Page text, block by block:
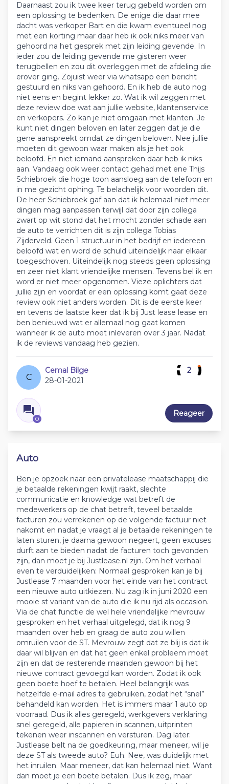
Daarnaast zou ik twee keer terug gebeld worden om
een oplossing te bedenken. De enige die daar mee
dacht was verkoper Bart en die kwam eventueel nog
met een korting maar daar heb ik ook niks meer van
gehoord na het gesprek met zijn leiding gevende. In
ieder zou de leiding gevende me gisteren weer
terugbellen en zou dit overleggen met de afdeling die
erover ging. Zojuist weer via whatsapp een bericht
gestuurd en niks van gehoord. En ik heb de auto nog
niet eens en begint lekker zo. Wat ik wil zeggen met
deze review doe wat aan jullie website, klantenservice
en verkopers. Zo kan je niet omgaan met klanten. Je
kunt niet dingen beloven en later zeggen dat je die
gene aanspreekt omdat ze dingen beloven. Nee jullie
moeten dit gewoon waar maken als je het ook
beloofd. En niet iemand aanspreken daar heb ik niks
aan. Vandaag ook weer contact gehad met ene Thijs
Schiebroek die hoge toon aansloeg aan de telefoon en
in me gezicht ophing. Te belachelijk voor woorden dit.
De heer Schiebroek gaf aan dat ik helemaal niet meer
dingen mag aanpassen terwijl dat door zijn collega
zwart op wit stond dat het mocht zonder schade aan
de auto te verrichten dit is zijn collega Tobias
Zijderveld. Geen 1 structuur in het bedrijf en iedereen
beloofd wat en word de schuld uiteindelijk naar elkaar
toegeschoven. Uiteindelijk nog steeds geen oplossing
en zeer niet klant vriendelijke mensen. Tevens bel ik en
word er niet meer opgenomen. Vieze oplichters dat
jullie zijn en voordat er een oplossing komt gaat deze
review ook niet anders worden. Dit is de eerste keer
en tevens de laatste keer dat ik bij Just lease lease en
ben benieuwd wat er allemaal nog gaat komen
wanneer ik de auto moet inleveren over 3 jaar. Nadat
ik de reviews vandaag heb gezien.
C
Cemal Bilge
28-01-2021
0
2
Reageer
Auto
Ben je opzoek naar een privatelease maatschappij die
je betaalde rekeningen kwijt raakt, slechte
communicatie en knowledge wat betreft de
medewerkers op de chat betreft, teveel betaalde
facturen zou verrekenen op de volgende factuur niet
nakomt en nadat je vraagt al je betaalde rekeningen te
laten sturen, je daarna gewoon negeert, geen excuses
durft aan te bieden nadat de facturen toch gevonden
zijn, dan moet je bij Justlease.nl zijn. Om het verhaal
even te verduidelijken: Normaal gesproken kan je bij
Justlease 7 maanden voor het einde van het contract
een nieuwe auto uitkiezen. Nu zag ik in juni 2020 een
mooie st variant van de auto die ik nu rijd als occasion.
Via de chat functie de wel hele vriendelijke mevrouw
gesproken en het verhaal uitgelegd, dat ik nog 9
maanden over heb en graag de auto zou willen
omruilen voor de ST. Mevrouw zegt dat ze blij is dat ik
daar wil blijven en dat het geen enkel probleem moet
zijn en dat de resterende maanden gewoon bij het
nieuwe contract gevoegd kan worden. Zodat ik ook
geen boete hoef te betalen. Heel belangrijk was
hetzelfde e-mail adres te gebruiken, zodat het “snel”
behandeld kan worden. Het is immers maar 1 auto op
voorraad. Dus ik alles geregeld, werkgevers verklaring
snel geregeld, alle papieren in scannen, uitprinten
tekenen weer inscannen en versturen. Dag later:
Justlease belt na de goedkeuring, maar meneer, wil je
deze ST als tweede auto? Euh. Nee, was duidelijk met
het inruilen. Maar meneer, dat kan helemaal niet. Want
dan moet je een boete betalen. Dus ik zeg, maar